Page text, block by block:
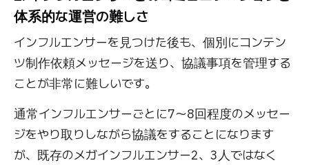
体系的な運営の難しさ
インフルエンサーを見つけた後も、個別にコンテン
ツ制作依頼メッセージを送り、協議事項を管理する
ことが非常に難しいです。
通常インフルエンサーごとに7〜8回程度のメッセー
ジをやり取りしながら協議をすることになります
が、既存のメガインフルエンサー2、3人ではなく